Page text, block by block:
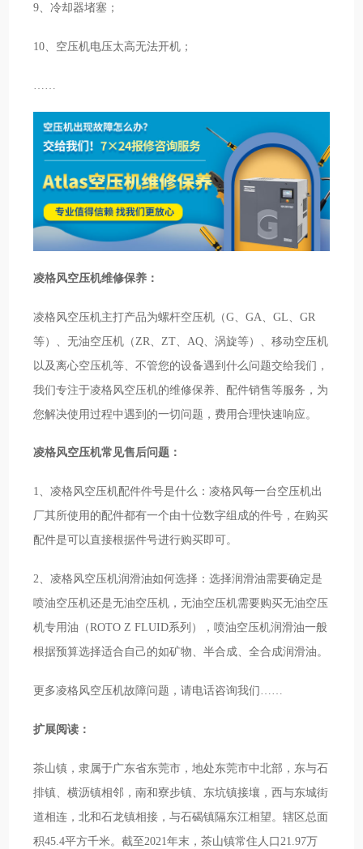
9、冷却器堵塞；
10、空压机电压太高无法开机；
凌格风空压机维修保养：
凌格风空压机主打产品为螺杆空压机（G、GA、GL、GR
等）、无油空压机（ZR、ZT、AQ、涡旋等）、移动空压机
以及离心空压机等、不管您的设备遇到什么问题交给我们，
我们专注于凌格风空压机的维修保养、配件销售等服务，为
您解决使用过程中遇到的一切问题，费用合理快速响应。
凌格风空压机常见售后问题：
1、凌格风空压机配件件号是什么：凌格风每一台空压机出
厂其所使用的配件都有一个由十位数字组成的件号，在购买
配件是可以直接根据件号进行购买即可。
2、凌格风空压机润滑油如何选择：选择润滑油需要确定是
喷油空压机还是无油空压机，无油空压机需要购买无油空压
机专用油（ROTO Z FLUID系列），喷油空压机润滑油一般
根据预算选择适合自己的如矿物、半合成、全合成润滑油。
更多凌格风空压机故障问题，请电话咨询我们……
扩展阅读：
茶山镇，隶属于广东省东莞市，地处东莞市中北部，东与石
排镇、横沥镇相邻，南和寮步镇、东坑镇接壤，西与东城街
道相连，北和石龙镇相接，与石碣镇隔东江相望。辖区总面
积45.4平方千米。截至2021年末，茶山镇常住人口21.97万